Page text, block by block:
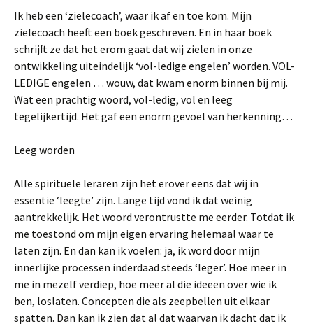
Ik heb een ‘zielecoach’, waar ik af en toe kom. Mijn
zielecoach heeft een boek geschreven. En in haar boek
schrijft ze dat het erom gaat dat wij zielen in onze
ontwikkeling uiteindelijk ‘vol-ledige engelen’ worden. VOL-
LEDIGE engelen … wouw, dat kwam enorm binnen bij mij.
Wat een prachtig woord, vol-ledig, vol en leeg
tegelijkertijd. Het gaf een enorm gevoel van herkenning…
Leeg worden
Alle spirituele leraren zijn het erover eens dat wij in
essentie ‘leegte’ zijn. Lange tijd vond ik dat weinig
aantrekkelijk. Het woord verontrustte me eerder. Totdat ik
me toestond om mijn eigen ervaring helemaal waar te
laten zijn. En dan kan ik voelen: ja, ik word door mijn
innerlijke processen inderdaad steeds ‘leger’. Hoe meer in
me in mezelf verdiep, hoe meer al die ideeën over wie ik
ben, loslaten. Concepten die als zeepbellen uit elkaar
spatten. Dan kan ik zien dat al dat waarvan ik dacht dat ik